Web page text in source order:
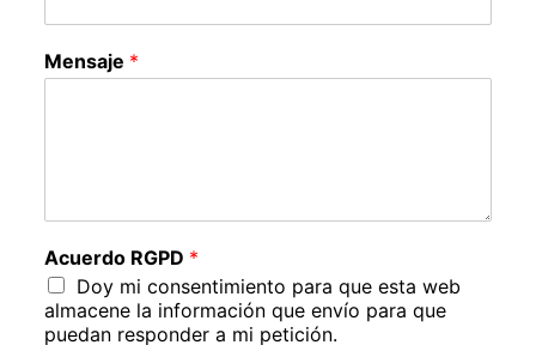
Mensaje *
Acuerdo RGPD *
Doy mi consentimiento para que esta web
almacene la información que envío para que
puedan responder a mi petición.